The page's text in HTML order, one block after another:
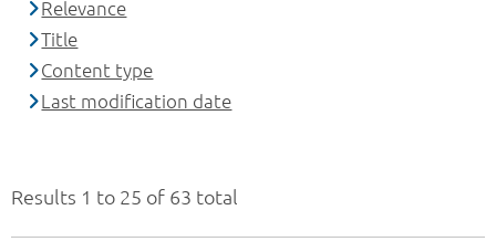
Results 1 to 25 of 63 total
Relevance
Title
Content type
Last modification date